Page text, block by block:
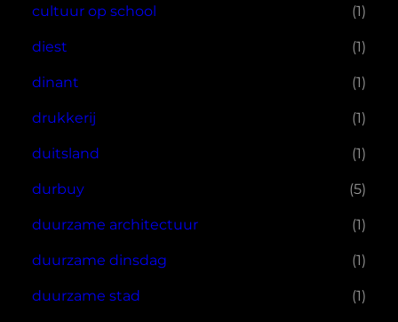
cultuur op school (1)
diest (1)
dinant (1)
drukkerij (1)
duitsland (1)
durbuy (5)
duurzame architectuur (1)
duurzame dinsdag (1)
duurzame stad (1)